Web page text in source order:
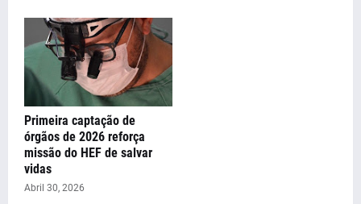
Primeira captação de
órgãos de 2026 reforça
missão do HEF de salvar
vidas
Abril 30, 2026